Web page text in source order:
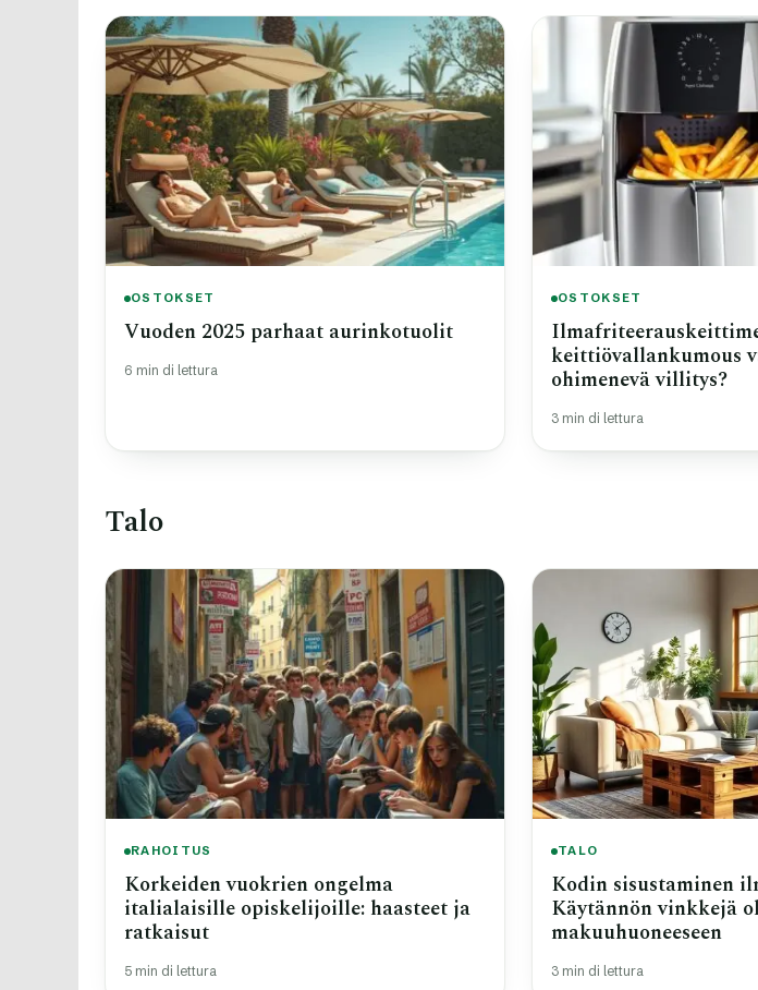
OSTOKSET
Vuoden 2025 parhaat aurinkotuolit
6 min di lettura
OSTOKSET
keittiövallankumous
ohimenevä villitys?
3 min di lettura
Talo
RAHOITUS
Korkeiden vuokrien ongelma
italialaisille opiskelijoille: haasteet ja
ratkaisut
5 min di lettura
TALO
Kodin sisustaminen
Käytännön vinkkejä
makuuhuoneeseen
3 min di lettura